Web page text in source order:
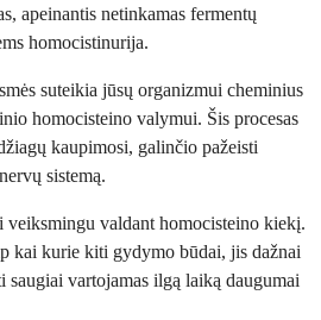
apeinantis netinkamas fermentų
homocistinurija.
suteikia jūsų organizmui cheminius
homocisteino valymui. Šis procesas
kaupimosi, galinčio pažeisti
sistemą.
veiksmingu valdant homocisteino kiekį.
kai kurie kiti gydymo būdai, jis dažnai
saugiai vartojamas ilgą laiką daugumai